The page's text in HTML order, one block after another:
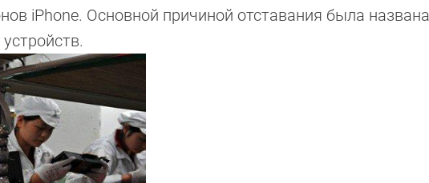
iPhone. Основной причиной отставания была названа